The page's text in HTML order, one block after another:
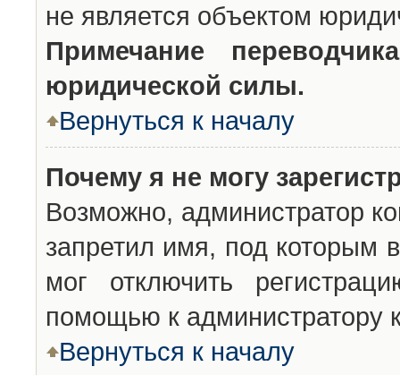
не является объектом
Примечание
юридической силы.
Вернуться к началу
Почему я не могу
Возможно, администратор
запретил имя, под которым
мог отключить
помощью к администратору
Вернуться к началу